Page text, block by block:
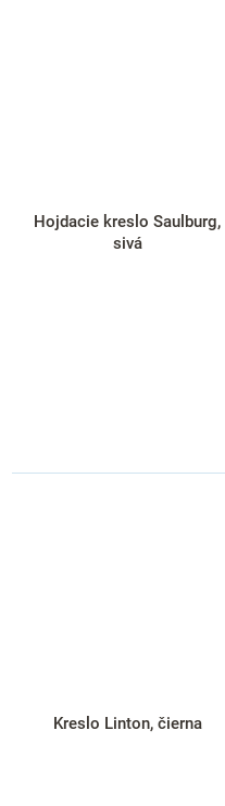
Hojdacie kreslo Saulburg,
sivá
Kreslo Linton, čierna